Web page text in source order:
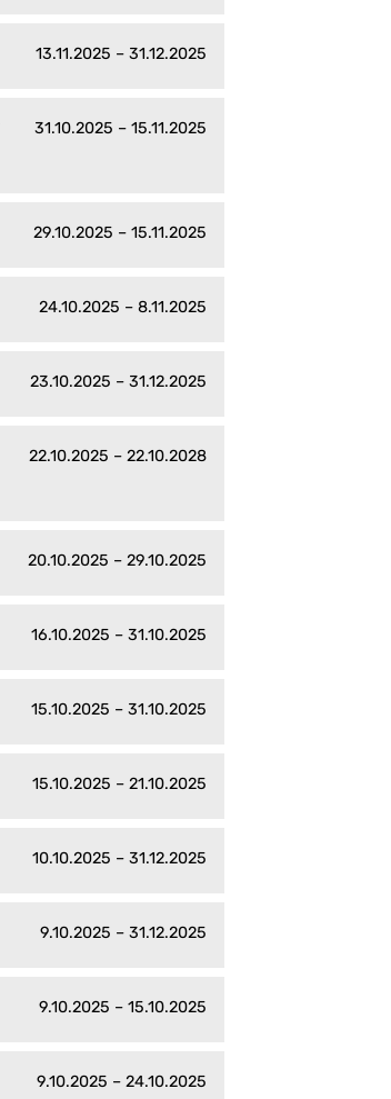
13.11.2025 – 31.12.2025
31.10.2025 – 15.11.2025
29.10.2025 – 15.11.2025
24.10.2025 – 8.11.2025
23.10.2025 – 31.12.2025
22.10.2025 – 22.10.2028
20.10.2025 – 29.10.2025
16.10.2025 – 31.10.2025
15.10.2025 – 31.10.2025
15.10.2025 – 21.10.2025
10.10.2025 – 31.12.2025
9.10.2025 – 31.12.2025
9.10.2025 – 15.10.2025
9.10.2025 – 24.10.2025